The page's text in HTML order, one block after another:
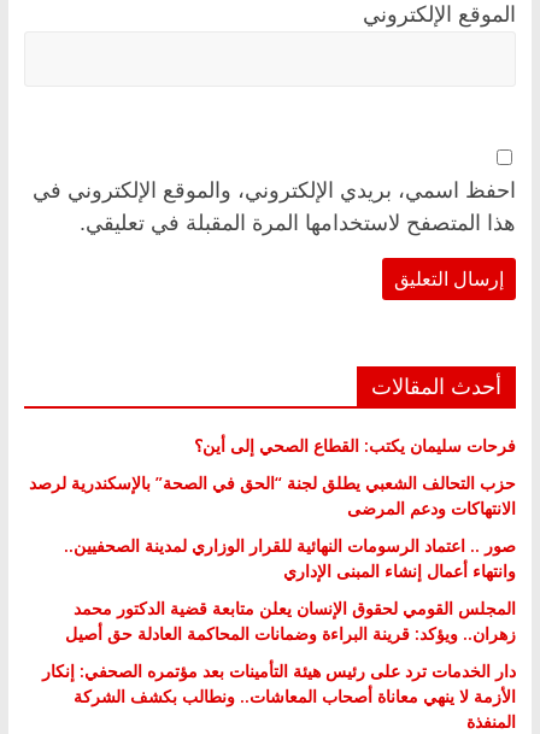
الموقع الإلكتروني
احفظ اسمي، بريدي الإلكتروني، والموقع الإلكتروني في
هذا المتصفح لاستخدامها المرة المقبلة في تعليقي.
أحدث المقالات
فرحات سليمان يكتب: القطاع الصحي إلى أين؟
حزب التحالف الشعبي يطلق لجنة “الحق في الصحة” بالإسكندرية لرصد
الانتهاكات ودعم المرضى
صور .. اعتماد الرسومات النهائية للقرار الوزاري لمدينة الصحفيين..
وانتهاء أعمال إنشاء المبنى الإداري
المجلس القومي لحقوق الإنسان يعلن متابعة قضية الدكتور محمد
زهران.. ويؤكد: قرينة البراءة وضمانات المحاكمة العادلة حق أصيل
دار الخدمات ترد على رئيس هيئة التأمينات بعد مؤتمره الصحفي: إنكار
الأزمة لا ينهي معاناة أصحاب المعاشات.. ونطالب بكشف الشركة
المنفذة